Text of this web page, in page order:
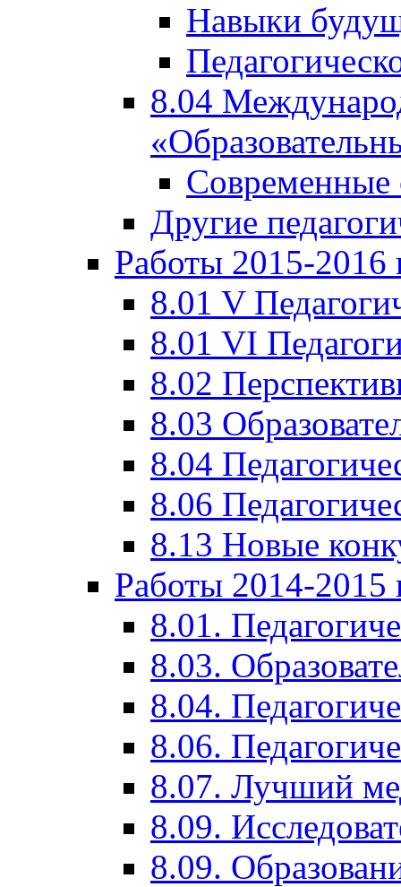
Навыки
8.04
Современные
Другие
Работы 2015-2016
8.01 V
8.01 VI
8.02
8.03
8.04
8.06
8.13 Новые
Работы 2014-2015
8.01.
8.03.
8.04.
8.06.
8.07. Лучший
8.09.
8.09.